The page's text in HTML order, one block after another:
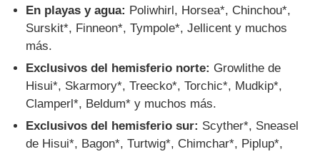
En playas y agua: Poliwhirl, Horsea*, Chinchou*,
Surskit*, Finneon*, Tympole*, Jellicent y muchos
más.
Exclusivos del hemisferio norte: Growlithe de
Hisui*, Skarmory*, Treecko*, Torchic*, Mudkip*,
Clamperl*, Beldum* y muchos más.
Exclusivos del hemisferio sur: Scyther*, Sneasel
de Hisui*, Bagon*, Turtwig*, Chimchar*, Piplup*,